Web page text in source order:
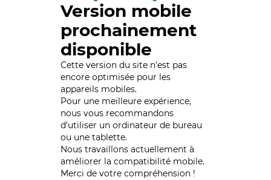
Version mobile
prochainement
disponible
Cette version du site n’est pas
encore optimisée pour les
appareils mobiles.
Pour une meilleure expérience,
nous vous recommandons
d'utiliser un ordinateur de bureau
ou une tablette.
Nous travaillons actuellement à
améliorer la compatibilité mobile.
Merci de votre compréhension !